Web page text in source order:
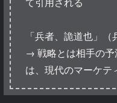
「兵者、詭道也」（
→ 戦略とは相手の
は、現代のマーケテ